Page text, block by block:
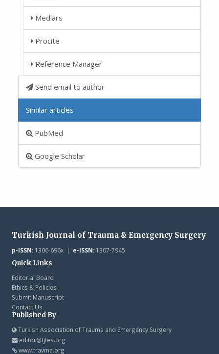
Medlars
Procite
Reference Manager
Send email to author
Similar articles
PubMed
Google Scholar
Turkish Journal of Trauma & Emergency Surgery
p-ISSN:1306-696x | e-ISSN:1307-7945
Quick Links
Editorial Board
Ethics & Policies
Submit Manuscript
Contact Us
Published By
Turkish Association of Trauma and Emergency Surgery
editor@tjtes.org
www.travma.org